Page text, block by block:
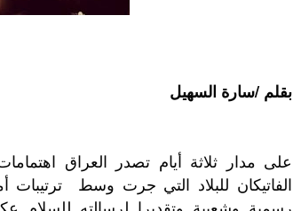
بقلم /سارة السهيل
على مدار ثلاثة أيام تصدر العراق
الفاتيكان للبلاد التي جرت وسط ترتيبات